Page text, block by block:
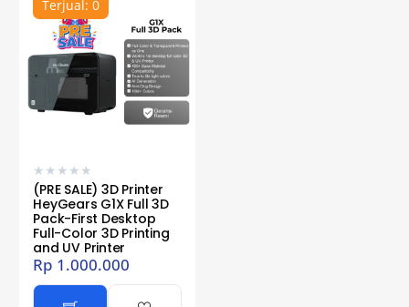
Terjual: 0
★ ★ ★ ★ ★
(PRE SALE) 3D Printer
HeyGears G1X Full 3D
Pack-First Desktop
Full-Color 3D Printing
and UV Printer
Rp 1.000.000